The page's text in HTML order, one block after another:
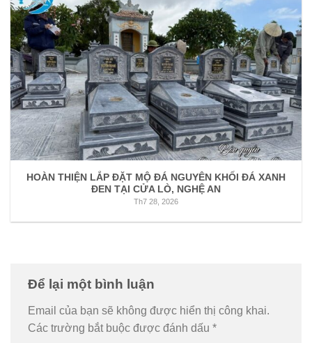
HOÀN THIỆN LẮP ĐẶT MỘ ĐÁ NGUYÊN KHỐI ĐÁ XANH
ĐEN TẠI CỬA LÒ, NGHỆ AN
Th7 28, 2026
Để lại một bình luận
Email của bạn sẽ không được hiển thị công khai.
Các trường bắt buộc được đánh dấu *